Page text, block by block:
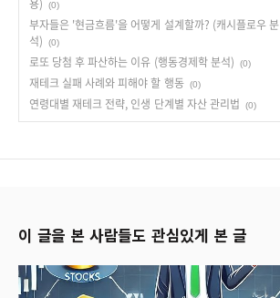
용)
(0)
부자들은 '현금흐름'을 어떻게 설계할까? (캐시플로우 분
석)
(0)
로또 당첨 후 파산하는 이유 (행동경제학 분석) (0)
재테크 실패 사례와 피해야 할 행동 (0)
연령대별 재테크 전략, 인생 단계별 자산 관리법 (0)
이 글을 본 사람들도 관심있게 본 글